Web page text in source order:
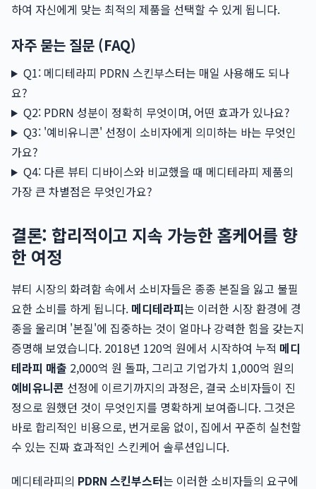
하여 자신에게 맞는 최적의 제품을 선택할 수 있게 됩니다.
자주 묻는 질문 (FAQ)
Q1: 메디테라피 PDRN 스킨부스터는 매일 사용해도 되나
요?
Q2: PDRN 성분이 정확히 무엇이며, 어떤 효과가 있나요?
Q3: '예비유니콘' 선정이 소비자에게 의미하는 바는 무엇인
가요?
Q4: 다른 뷰티 디바이스와 비교했을 때 메디테라피 제품의
가장 큰 차별점은 무엇인가요?
결론: 합리적이고 지속 가능한 홈케어를 향
한 여정
뷰티 시장의 화려함 속에서 소비자들은 종종 본질을 잃고 불필
요한 소비를 하게 됩니다. 메디테라피는 이러한 시장 환경에 경
종을 울리며 '본질'에 집중하는 것이 얼마나 강력한 힘을 갖는지
증명해 보였습니다. 2018년 120억 원에서 시작하여 누적 메디
테라피 매출 2,000억 원 돌파, 그리고 기업가치 1,000억 원의
예비유니콘 선정에 이르기까지의 과정은, 결국 소비자들이 진
정으로 원했던 것이 무엇인지를 명확하게 보여줍니다. 그것은
바로 합리적인 비용으로, 번거로움 없이, 집에서 꾸준히 실천할
수 있는 진짜 효과적인 스킨케어 솔루션입니다.
메디테라피의 PDRN 스킨부스터는 이러한 소비자들의 요구에